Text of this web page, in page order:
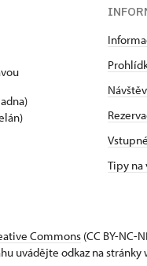
Vstupné
Tipy na
Commons (CC BY-NC-
uvádějte odkaz na stránky